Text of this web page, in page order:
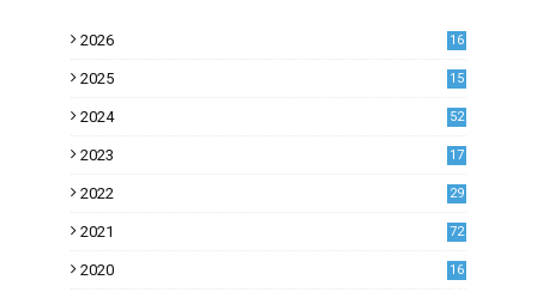
2026 16
2025 15
2024 52
2023
17
2022
29
2021
72
2020
16